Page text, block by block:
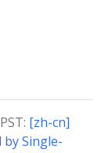
[zh-cn]
Single-